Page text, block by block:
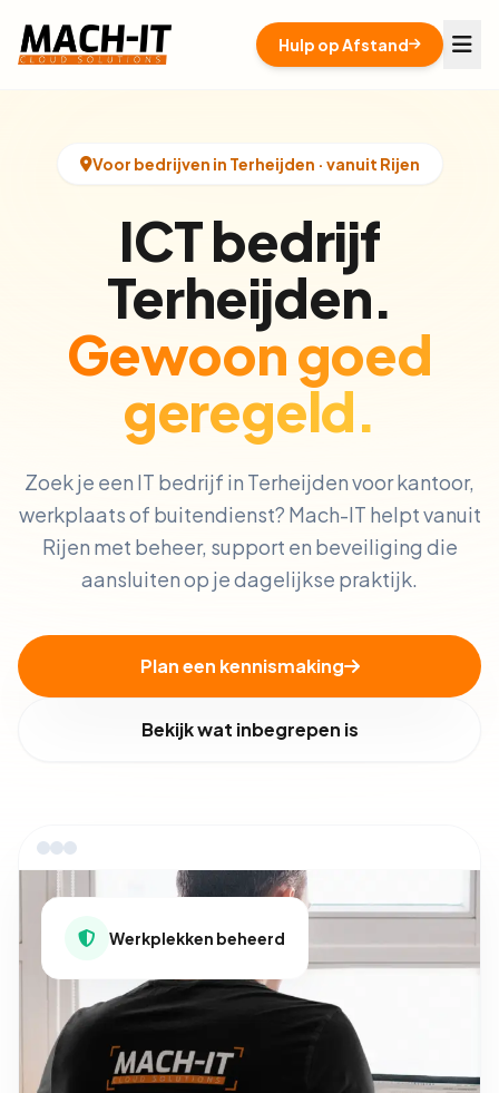
Hulp op Afstand
Voor bedrijven in Terheijden · vanuit Rijen
ICT bedrijf
Terheijden.
Gewoon goed
geregeld.
Zoek je een IT bedrijf in Terheijden voor kantoor,
werkplaats of buitendienst? Mach-IT helpt vanuit
Rijen met beheer, support en beveiliging die
aansluiten op je dagelijkse praktijk.
Plan een kennismaking
Bekijk wat inbegrepen is
Werkplekken beheerd